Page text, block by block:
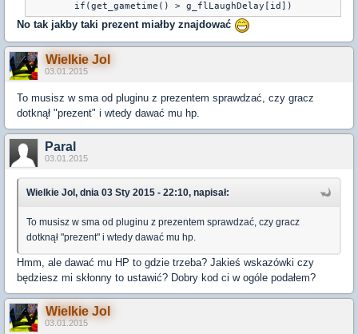
if(get_gametime() > g_flLaughDelay[id])
No tak jakby taki prezent miałby znajdować
Wielkie Jol
03.01.2015
To musisz w sma od pluginu z prezentem sprawdzać, czy gracz
dotknął "prezent" i wtedy dawać mu hp.
Paral
03.01.2015
Wielkie Jol, dnia 03 Sty 2015 - 22:10, napisał:
To musisz w sma od pluginu z prezentem sprawdzać, czy gracz
dotknął "prezent" i wtedy dawać mu hp.
Hmm, ale dawać mu HP to gdzie trzeba? Jakieś wskazówki czy
będziesz mi skłonny to ustawić? Dobry kod ci w ogóle podałem?
Wielkie Jol
03.01.2015